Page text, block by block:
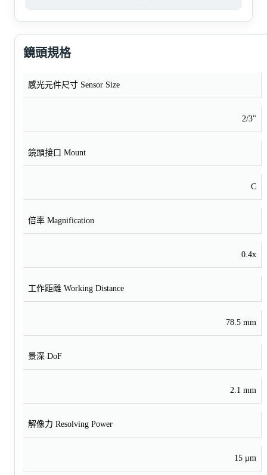
鏡頭規格
感光元件尺寸 Sensor Size
2/3"
鏡頭接口 Mount
C
倍率 Magnification
0.4x
工作距離 Working Distance
78.5 mm
景深 DoF
2.1 mm
解像力 Resolving Power
15 μm